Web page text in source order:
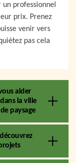
professionnel
prix. Prenez
venir vers
pas cela
aider
la ville
paysage